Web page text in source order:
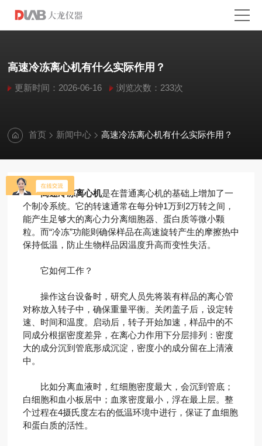
高速冷冻离心机有什么实际作用？
更新时间：2026-06-16 浏览次数：233次
首页 新闻中心 高速冷冻离心机有什么实际作用？
高速冷冻离心机是在普通离心机的基础上增加了一
个制冷系统。它的转速通常在每分钟1万到2万转之间，
能产生足够大的离心力分离细胞器、蛋白质等微小颗
粒。而“冷冻”功能则确保样品在高速旋转产生的摩擦热中
保持低温，防止生物样品因温度升高而变性失活。
它如何工作？
操作这台设备时，研究人员先将装有样品的离心管
对称放入转子中，确保重量平衡。关闭盖子后，设定转
速、时间和温度。启动后，转子开始加速，样品中的不
同成分根据密度差异，在离心力作用下分层排列：密度
大的成分沉到管底形成沉淀，密度小的成分留在上清液
中。
比如分离血液时，红细胞密度最大，会沉到管底；
白细胞和血小板居中；血浆密度最小，浮在最上层。整
个过程在4摄氏度左右的低温环境中进行，保证了血细胞
和蛋白质的活性。